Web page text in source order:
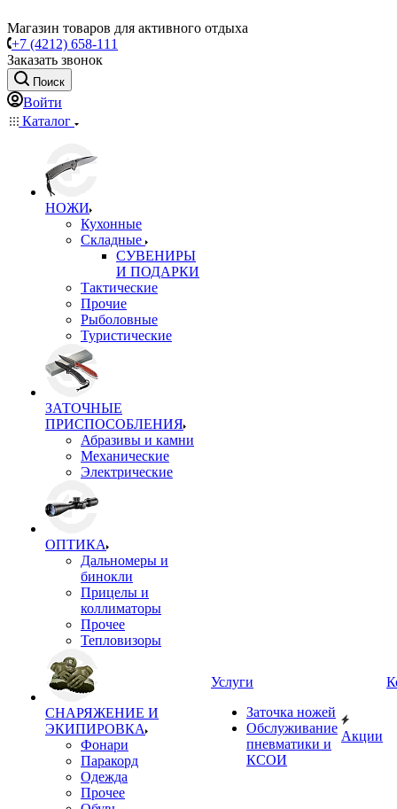
Магазин товаров для активного отдыха
+7 (4212) 658-111
Заказать звонок
Поиск
Войти
Каталог
НОЖИ
Кухонные
Складные
СУВЕНИРЫ
И ПОДАРКИ
Тактические
Прочие
Рыболовные
Туристические
ЗАТОЧНЫЕ
ПРИСПОСОБЛЕНИЯ
Абразивы и камни
Механические
Электрические
ОПТИКА
Дальномеры и
бинокли
Прицелы и
коллиматоры
Прочее
Тепловизоры
СНАРЯЖЕНИЕ И
ЭКИПИРОВКА
Фонари
Паракорд
Одежда
Прочее
Услуги
Заточка ножей
Обслуживание
пневматики и
КСОИ
Акции